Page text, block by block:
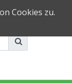
Cookies zu.
Kontakt